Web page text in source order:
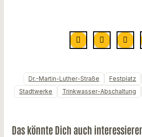
Dr.-Martin-Luther-Straße Festplatz
Stadtwerke
Trinkwasser-Abschaltung
Das könnte Dich auch